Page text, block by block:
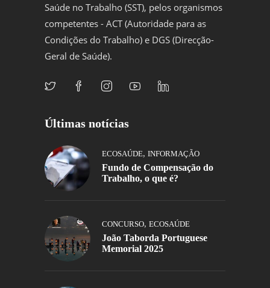
Saúde no Trabalho (SST), pelos organismos
competentes - ACT (Autoridade para as
Condições do Trabalho) e DGS (Direcção-
Geral de Saúde).
Últimas notícias
ECOSAÚDE, INFORMAÇÃO
Fundo de Compensação do
Trabalho, o que é?
CONCURSO, ECOSAÚDE
João Taborda Portuguese
Memorial 2025